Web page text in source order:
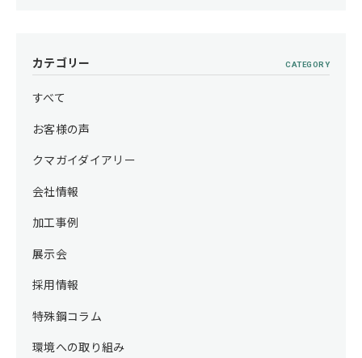
カテゴリー CATEGORY
すべて
お客様の声
クマガイダイアリー
会社情報
加工事例
展示会
採用情報
特殊鋼コラム
環境への取り組み